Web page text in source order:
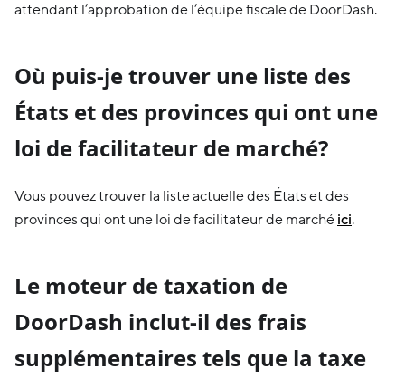
attendant l’approbation de l’équipe fiscale de DoorDash.
Où puis-je trouver une liste des
États et des provinces qui ont une
loi de facilitateur de marché?
Vous pouvez trouver la liste actuelle des États et des
provinces qui ont une loi de facilitateur de marché ici.
Le moteur de taxation de
DoorDash inclut-il des frais
supplémentaires tels que la taxe